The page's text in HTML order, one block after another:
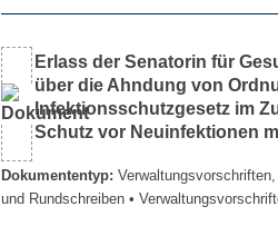
Erlass der Senatorin für
über die Ahndung von
Infektionsschutzgesetz im
Schutz vor Neuinfektionen
Dokumententyp:
und Rundschreiben •